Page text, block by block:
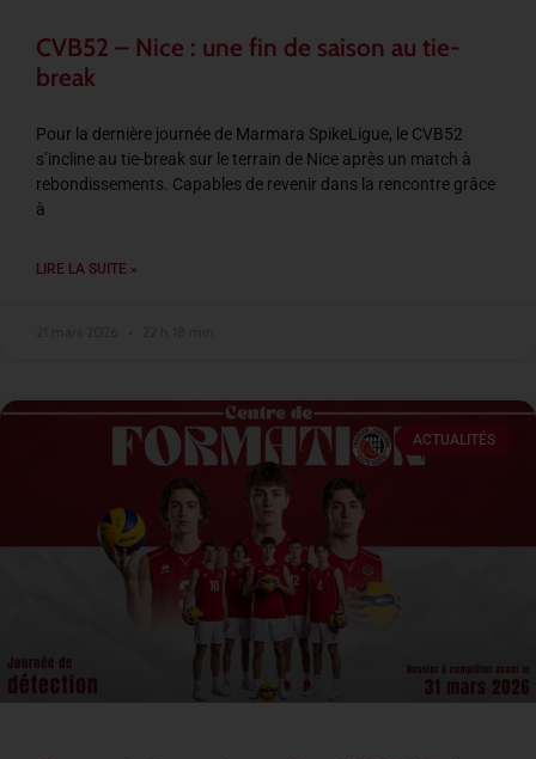
CVB52 – Nice : une fin de saison au tie-
break
Pour la dernière journée de Marmara SpikeLigue, le CVB52
s’incline au tie-break sur le terrain de Nice après un match à
rebondissements. Capables de revenir dans la rencontre grâce
à
LIRE LA SUITE »
ACTUALITÉS